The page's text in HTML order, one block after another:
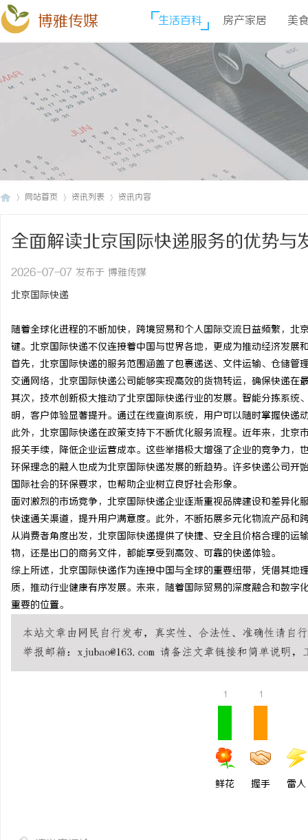
博雅传媒 生活百科 房产家居 美
网站首页 资讯列表 资讯内容
全面解读北京国际快递服务的优势与
2026-07-07 发布于 博雅传媒
北京国际快递
随着全球化进程的不断加快，跨境贸易和个人国际交流日益频繁，
键。北京国际快递不仅连接着中国与世界各地，更成为推动经济发展
首先，北京国际快递的服务范围涵盖了包裹递送、文件运输、仓储
交通网络，北京国际快递公司能够实现高效的货物转运，确保快递在
其次，技术创新极大推动了北京国际快递行业的发展。智能分拣系
明，客户体验显著提升。通过在线查询系统，用户可以随时掌握快递
此外，北京国际快递在政策支持下不断优化服务流程。近年来，北
报关手续，降低企业运营成本。这些举措极大增强了企业的竞争力，
环保理念的融入也成为北京国际快递发展的新趋势。许多快递公司
国际社会的环保要求，也帮助企业树立良好社会形象。
面对激烈的市场竞争，北京国际快递企业逐渐重视品牌建设和差异
快速通关渠道，提升用户满意度。此外，不断拓展多元化物流产品和
从消费者角度出发，北京国际快递提供了快捷、安全且价格合理的
物，还是出口的商务文件，都能享受到高效、可靠的快递体验。
综上所述，北京国际快递作为连接中国与全球的重要纽带，凭借其
质，推动行业健康有序发展。未来，随着国际贸易的深度融合和数
重要的位置。
1
鲜花
1
握手 雷人
商标转让：专业转让流
付款